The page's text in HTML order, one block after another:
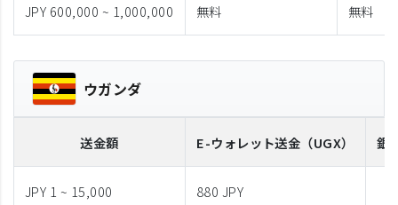
JPY 600,000 ~ 1,000,000 無料 無料
ウガンダ
送金額 E-ウォレット送金 （UGX） 銀
JPY 1 ~ 15,000
880 JPY